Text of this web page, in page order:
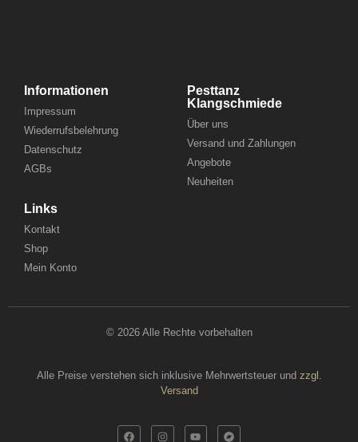
Informationen
Impressum
Wiederrufsbelehrung
Datenschutz
AGBs
Pesttanz
Klangschmiede
Über uns
Versand und Zahlungen
Angebote
Neuheiten
Links
Kontakt
Shop
Mein Konto
© 2026 Alle Rechte vorbehalten
Alle Preise verstehen sich inklusive Mehrwertsteuer und zzgl.
Versand